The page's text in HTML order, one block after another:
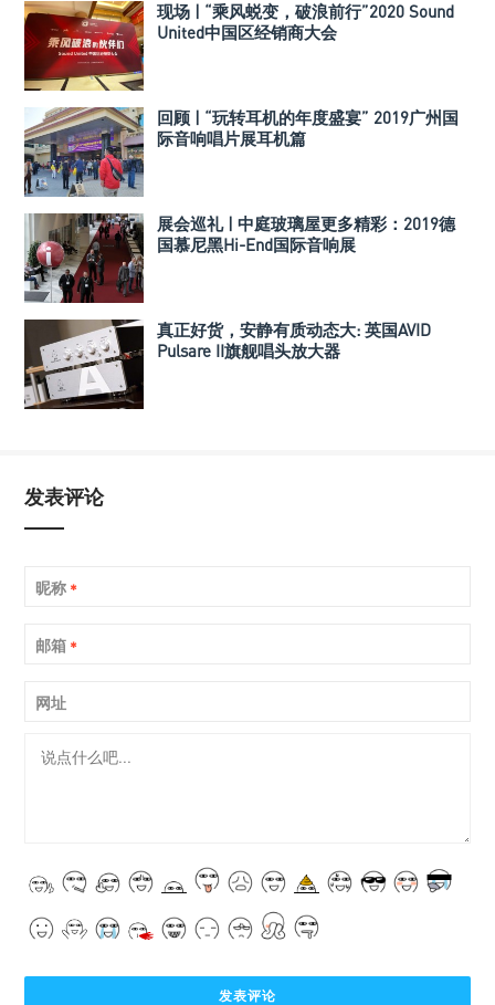
现场 | “乘风蜕变，破浪前行”2020 Sound
United中国区经销商大会
回顾 | “玩转耳机的年度盛宴” 2019广州国
际音响唱片展耳机篇
展会巡礼 | 中庭玻璃屋更多精彩：2019德
国慕尼黑Hi-End国际音响展
真正好货，安静有质动态大: 英国AVID
Pulsare II旗舰唱头放大器
发表评论
昵称 *
邮箱 *
网址